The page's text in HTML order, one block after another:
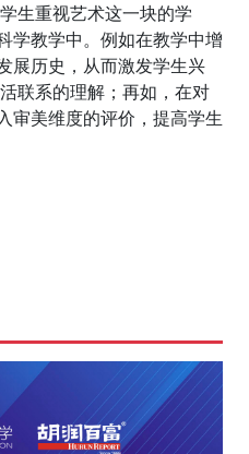
生重视艺术这一块的学
学教学中。例如在教学中增
展历史，从而激发学生兴
联系的理解；再如，在对
审美维度的评价，提高学生